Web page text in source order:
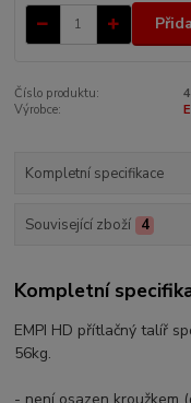
Číslo produktu:
Výrobce:
Kompletní specifikace
Související zboží 4
Kompletní
EMPI HD přítlačný talíř
56kg.
- není osazen kroužkem